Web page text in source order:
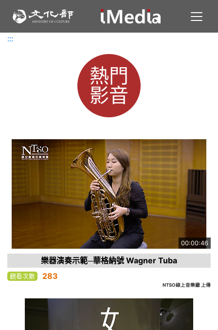
:::
:::
熱門
影音
00:00:46
樂器演奏示範─華格納號 Wagner Tuba
觀看次數 283
NTSO線上音樂廳 上傳